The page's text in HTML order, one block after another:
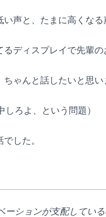
声と、たまに高くなる
ディスプレイで先輩の
ゃんと話したいと思い
しろよ、という問題）
した。
ーションが支配している